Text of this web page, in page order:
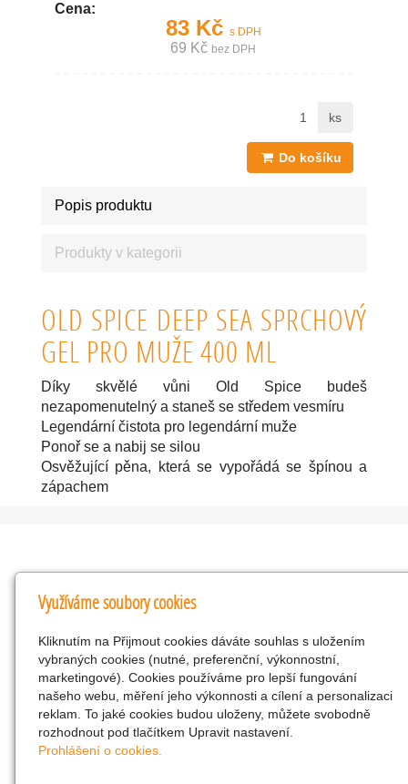
Cena:
83 Kč s DPH
69 Kč bez DPH
ks
Do košíku
Popis produktu
Produkty v kategorii
OLD SPICE DEEP SEA SPRCHOVÝ
GEL PRO MUŽE 400 ML
Díky skvělé vůni Old Spice budeš
nezapomenutelný a staneš se středem vesmíru
Legendární čistota pro legendární muže
Ponoř se a nabij se silou
Osvěžující pěna, která se vypořádá se špínou a
zápachem
Kontakty
KNK obchodní společnost s r.o.
Komenského 127, Žacléř, 542 01 Číslo účtu:
286293602/0300
25298518
CZ25298518
info@drogerienacestach.cz
Využíváme soubory cookies
Kliknutím na Přijmout cookies dáváte souhlas s uložením
vybraných cookies (nutné, preferenční, výkonnostní,
marketingové). Cookies používáme pro lepší fungování
našeho webu, měření jeho výkonnosti a cílení a personalizaci
reklam. To jaké cookies budou uloženy, můžete svobodně
rozhodnout pod tlačítkem Upravit nastavení.
Prohlášení o cookies.